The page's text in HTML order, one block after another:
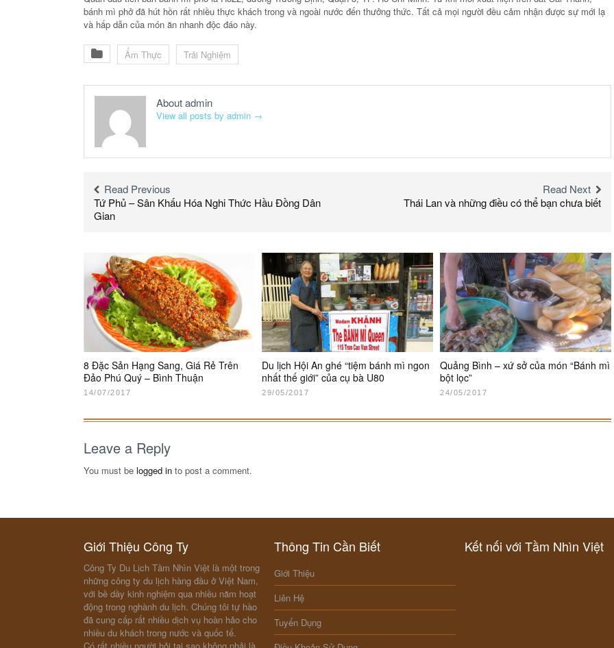
bánh mì phở đã hút hồn rất nhiều thực khách trong và ngoài nước đến thưởng thức. Tất cả mọi người đều cảm nhận được sự mới lạ
và hấp dẫn của món ăn nhanh độc đáo này.
Ẩm Thực Trải Nghiệm
About admin
View all posts by admin →
Read Previous
Tứ Phủ – Sân Khấu Hóa Nghi Thức Hầu Đồng Dân
Gian
Read Next
Thái Lan và những điều có thể bạn chưa biết
8 Đặc Sản Hạng Sang, Giá Rẻ Trên
Đảo Phú Quý – Bình Thuận
14/07/2017
Du lịch Hội An ghé “tiệm bánh mì ngon
nhất thế giới” của cụ bà U80
29/05/2017
Quảng Bình – xứ sở của món “Bánh mì
bột lọc”
24/05/2017
Leave a Reply
You must be logged in to post a comment.
Giới Thiệu Công Ty
Công Ty Du Lịch Tầm Nhìn Việt là một trong
những công ty du lịch hàng đầu ở Việt Nam,
với bề dầy kinh nghiệm qua nhiều năm hoạt
động trong nghành du lịch. Chúng tôi tự hào
đã cung cấp rất nhiều dịch vụ hoàn hảo cho
nhiều du khách trong nước và quốc tế.
Thông Tin Cần Biết
Giới Thiệu
Liên Hệ
Tuyển Dụng
Kết nối với Tầm Nhìn Việt